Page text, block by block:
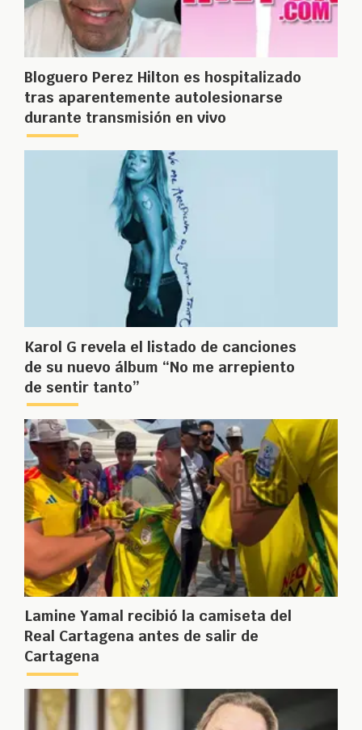
Bloguero Perez Hilton es hospitalizado
tras aparentemente autolesionarse
durante transmisión en vivo
Karol G revela el listado de canciones
de su nuevo álbum “No me arrepiento
de sentir tanto”
Lamine Yamal recibió la camiseta del
Real Cartagena antes de salir de
Cartagena